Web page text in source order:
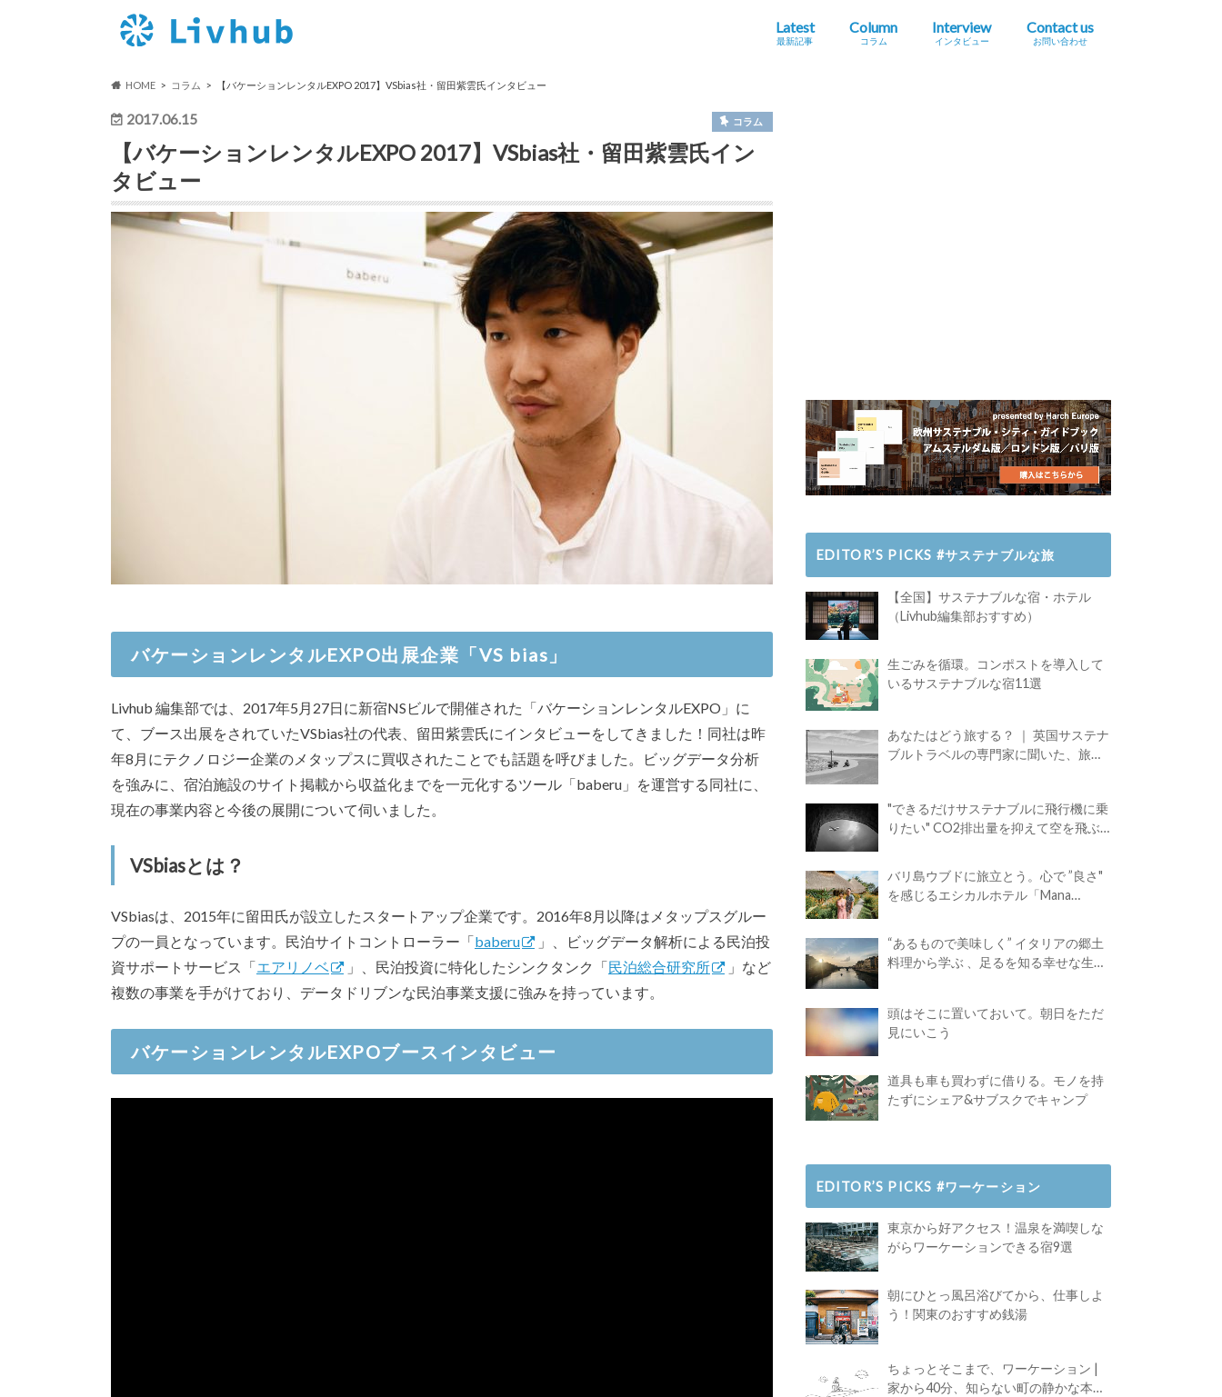
Latest
最新記事
Column
コラム
Interview
インタビュー
Contact us
お問い合わせ
HOME コラム 【バケーションレンタルEXPO 2017】VSbias社・留田紫雲氏インタビュー
2017.06.15 コラム
【バケーションレンタルEXPO 2017】VSbias社・留田紫雲氏イン
タビュー
バケーションレンタルEXPO出展企業「VS bias」
Livhub 編集部では、2017年5月27日に新宿NSビルで開催された「バケーションレンタルEXPO」に
て、ブース出展をされていたVSbias社の代表、留田紫雲氏にインタビューをしてきました！同社は昨
年8月にテクノロジー企業のメタップスに買収されたことでも話題を呼びました。ビッグデータ分析
を強みに、宿泊施設のサイト掲載から収益化までを一元化するツール「baberu」を運営する同社に、
現在の事業内容と今後の展開について伺いました。
VSbiasとは？
VSbiasは、2015年に留田氏が設立したスタートアップ企業です。2016年8月以降はメタップスグルー
プの一員となっています。民泊サイトコントローラー「baberu
」、ビッグデータ解析による民泊投
資サポートサービス「エアリノベ 」、民泊投資に特化したシンクタンク「民泊総合研究所
」など
複数の事業を手がけており、データドリブンな民泊事業支援に強みを持っています。
バケーションレンタルEXPOブースインタビュー
EDITOR’S PICKS #サステナブルな旅
【全国】サステナブルな宿・ホテル
（Livhub編集部おすすめ）
生ごみを循環。コンポストを導入して
いるサステナブルな宿11選
あなたはどう旅する？ ｜ 英国サステナ
ブルトラベルの専門家に聞いた、旅の
"できるだけサステナブルに飛行機に乗
りたい" CO2排出量を抑えて空を飛ぶ
バリ島ウブドに旅立とう。心で ”良さ"
を感じるエシカルホテル「Mana
“あるもので美味しく” イタリアの郷土
料理から学ぶ 、足るを知る幸せな生き
頭はそこに置いておいて。朝日をただ
見にいこう
道具も車も買わずに借りる。モノを持
たずにシェア&サブスクでキャンプ
EDITOR’S PICKS #ワーケーション
東京から好アクセス！温泉を満喫しな
がらワーケーションできる宿9選
朝にひとっ風呂浴びてから、仕事しよ
う！関東のおすすめ銭湯
ちょっとそこまで、ワーケーション |
家から40分、知らない町の静かな本屋